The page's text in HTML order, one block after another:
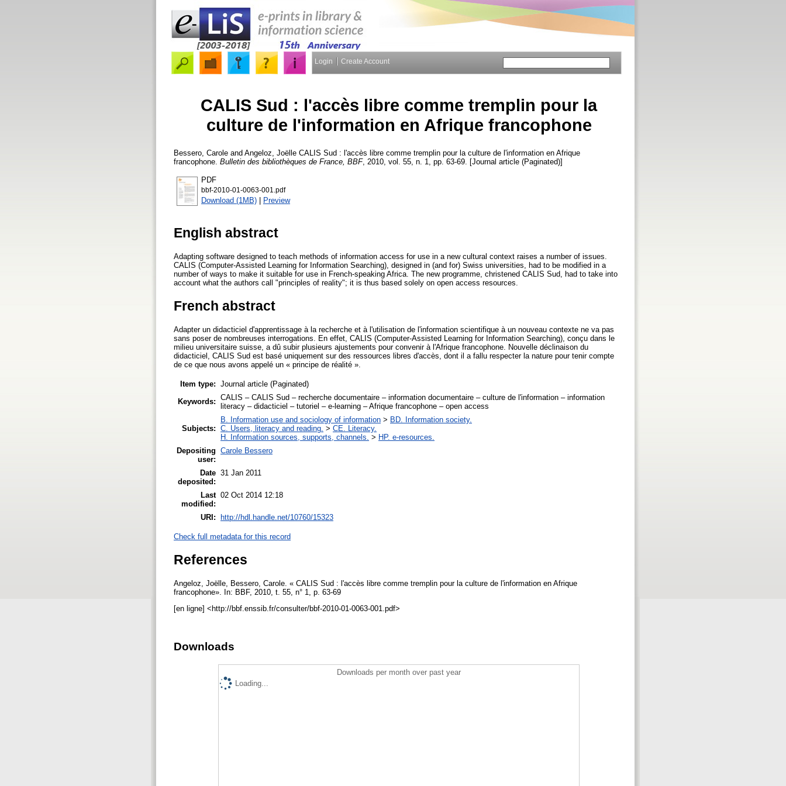
Login Create Account
CALIS Sud : l'accès libre comme tremplin pour la
culture de l'information en Afrique francophone
Bessero, Carole and Angeloz, Joëlle CALIS Sud : l'accès libre comme tremplin pour la culture de l'information en Afrique
francophone. Bulletin des bibliothèques de France, BBF, 2010, vol. 55, n. 1, pp. 63-69. [Journal article (Paginated)]
PDF
bbf-2010-01-0063-001.pdf
Download (1MB) | Preview
English abstract
Adapting software designed to teach methods of information access for use in a new cultural context raises a number of issues.
CALIS (Computer-Assisted Learning for Information Searching), designed in (and for) Swiss universities, had to be modified in a
number of ways to make it suitable for use in French-speaking Africa. The new programme, christened CALIS Sud, had to take into
account what the authors call "principles of reality"; it is thus based solely on open access resources.
French abstract
Adapter un didacticiel d'apprentissage à la recherche et à l'utilisation de l'information scientifique à un nouveau contexte ne va pas
sans poser de nombreuses interrogations. En effet, CALIS (Computer-Assisted Learning for Information Searching), conçu dans le
milieu universitaire suisse, a dû subir plusieurs ajustements pour convenir à l'Afrique francophone. Nouvelle déclinaison du
didacticiel, CALIS Sud est basé uniquement sur des ressources libres d'accès, dont il a fallu respecter la nature pour tenir compte
de ce que nous avons appelé un « principe de réalité ».
Item type: Journal article (Paginated)
Keywords: CALIS – CALIS Sud – recherche documentaire – information documentaire – culture de l'information – information
literacy – didacticiel – tutoriel – e-learning – Afrique francophone – open access
Subjects:
B. Information use and sociology of information > BD. Information society.
C. Users, literacy and reading. > CE. Literacy.
H. Information sources, supports, channels. > HP. e-resources.
Depositing
user:
Carole Bessero
Date
deposited:
31 Jan 2011
Last
modified:
02 Oct 2014 12:18
URI: http://hdl.handle.net/10760/15323
Check full metadata for this record
References
Angeloz, Joëlle, Bessero, Carole. « CALIS Sud : l'accès libre comme tremplin pour la culture de l'information en Afrique
francophone». In: BBF, 2010, t. 55, n° 1, p. 63-69
[en ligne] <http://bbf.enssib.fr/consulter/bbf-2010-01-0063-001.pdf>
Downloads
Downloads per month over past year
Loading...